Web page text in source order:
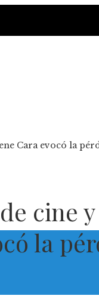
Cara evocó la
cine
la